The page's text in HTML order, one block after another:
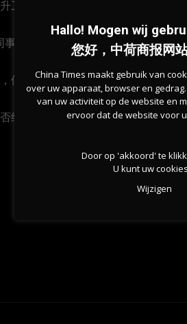
作人员的安全性，以及提高执法效
们越来越频繁地遭遇受伤和暴力事
但现实情况迫使公司重新考虑这一
继续推广。
Hallo! Mogen wij
您好，中荷商报网
China Times maakt gebruik van
over uw apparaat, browser en
van uw activiteit op de website en
ervoor dat de website voor
Door op 'akkoord' te
U kunt uw
Wijzigen